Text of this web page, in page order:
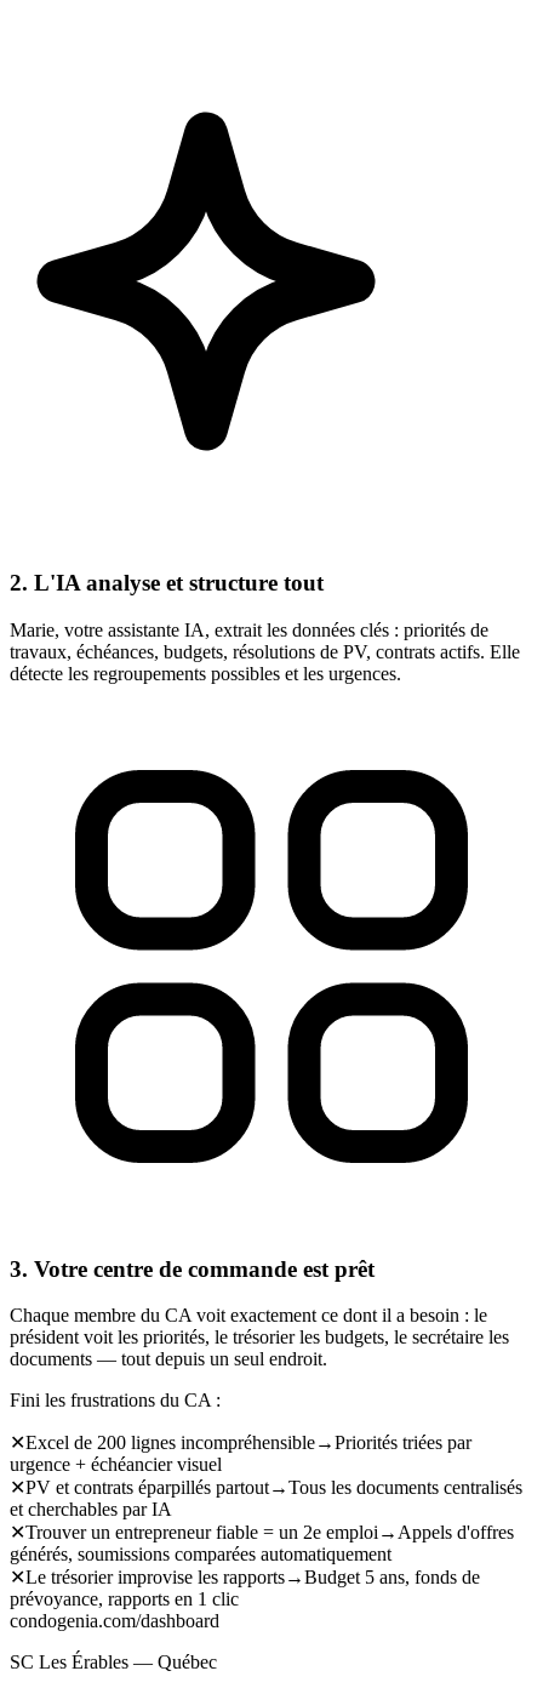
2. L'IA analyse et structure tout
Marie, votre assistante IA, extrait les données clés : priorités de
travaux, échéances, budgets, résolutions de PV, contrats actifs. Elle
détecte les regroupements possibles et les urgences.
3. Votre centre de commande est prêt
Chaque membre du CA voit exactement ce dont il a besoin : le
président voit les priorités, le trésorier les budgets, le secrétaire les
documents — tout depuis un seul endroit.
Fini les frustrations du CA :
✕Excel de 200 lignes incompréhensible→Priorités triées par
urgence + échéancier visuel
✕PV et contrats éparpillés partout→Tous les documents centralisés
et cherchables par IA
✕Trouver un entrepreneur fiable = un 2e emploi → Appels d'offres
générés, soumissions comparées automatiquement
✕Le trésorier improvise les rapports→Budget 5 ans, fonds de
prévoyance, rapports en 1 clic
condogenia.com/dashboard
SC Les Érables — Québec